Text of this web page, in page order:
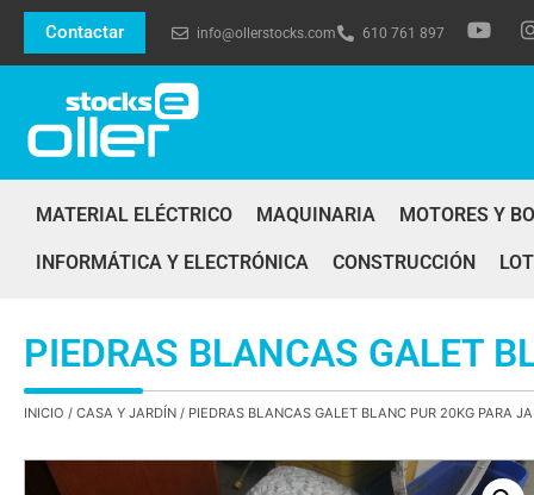
Contactar info@ollerstocks.com 610 761 897
MATERIAL ELÉCTRICO MAQUINARIA MOTORES Y
INFORMÁTICA Y ELECTRÓNICA CONSTRUCCIÓN
PIEDRAS BLANCAS GALET
INICIO / CASA Y JARDÍN / PIEDRAS BLANCAS GALET BLANC PUR 20KG PARA